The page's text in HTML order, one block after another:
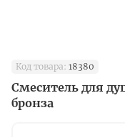
Код товара: 18380
Смеситель для
бронза